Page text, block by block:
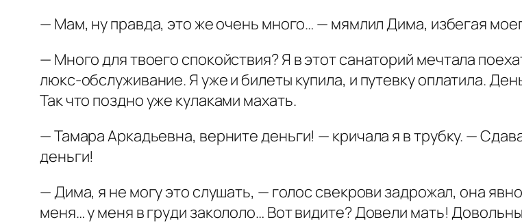
— Мам, ну правда, это же очень много… — мямлил Дима, избегая
— Много для твоего спокойствия? Я в этот санаторий мечтала
люкс-обслуживание. Я уже и билеты купила, и путевку оплатила.
Так что поздно уже кулаками махать.
— Тамара Аркадьевна, верните деньги! — кричала я в трубку. —
деньги!
— Дима, я не могу это слушать, — голос свекрови задрожал, она
меня… у меня в груди закололо… Вот видите? Довели мать!